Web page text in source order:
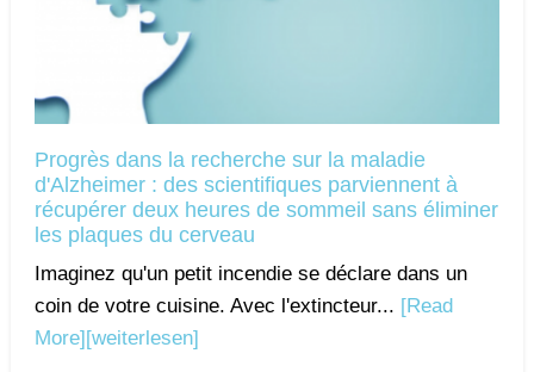
Progrès dans la recherche sur la maladie
d'Alzheimer : des scientifiques parviennent à
récupérer deux heures de sommeil sans éliminer
les plaques du cerveau
Imaginez qu'un petit incendie se déclare dans un
coin de votre cuisine. Avec l'extincteur... [Read
More][weiterlesen]